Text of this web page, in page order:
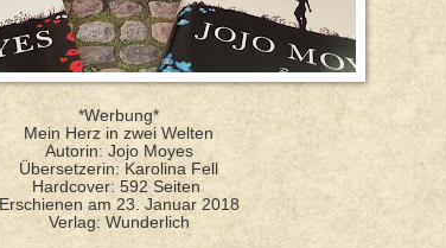
*Werbung*
Mein Herz in zwei Welten
Autorin: Jojo Moyes
Übersetzerin: Karolina Fell
Hardcover: 592 Seiten
Erschienen am 23. Januar 2018
Verlag: Wunderlich